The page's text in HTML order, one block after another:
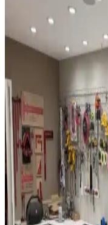
Evde Basit ve
Verimliliği Artırma
Evde yapılan basit
teknolojiler ve estetik
verimliliği artırılabilir. Bu
fonksiyonel ve estetik kılar.
Evde Tırmanma
ve Güvenlik
Evde tırmanma duvarı
sağlamlaştırılır. Metal
aydınlatma estetik
kullanılır.
Morado (Bolivyan
Kenar İşleme Projesi